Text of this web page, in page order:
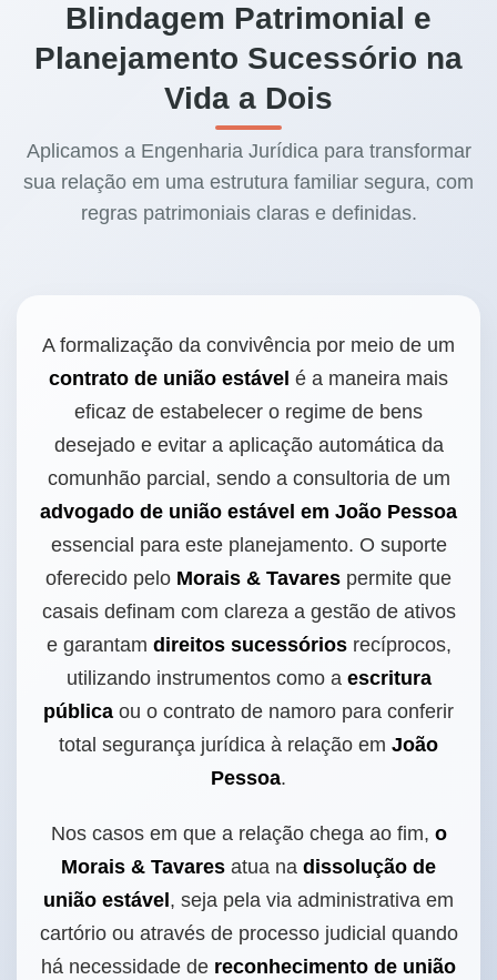
Blindagem Patrimonial e
Planejamento Sucessório na
Vida a Dois
Aplicamos a Engenharia Jurídica para transformar
sua relação em uma estrutura familiar segura, com
regras patrimoniais claras e definidas.
A formalização da convivência por meio de um
contrato de união estável é a maneira mais
eficaz de estabelecer o regime de bens
desejado e evitar a aplicação automática da
comunhão parcial, sendo a consultoria de um
advogado de união estável em João Pessoa
essencial para este planejamento. O suporte
oferecido pelo Morais & Tavares permite que
casais definam com clareza a gestão de ativos
e garantam direitos sucessóriosrecíprocos,
utilizando instrumentos como a escritura
pública ou o contrato de namoro para conferir
total segurança jurídica à relação em João
Pessoa.
Nos casos em que a relação chega ao fim, o
Morais & Tavares atua na dissolução de
união estável , seja pela via administrativa em
cartório ou através de processo judicial quando
há necessidade de reconhecimento de união